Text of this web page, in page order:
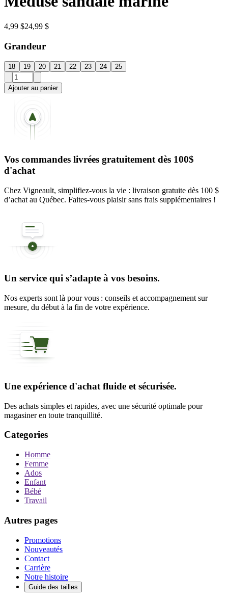
4,99 $24,99 $
Grandeur
18 19 20 21 22 23 24 25
Ajouter au panier
Vos commandes livrées gratuitement dès 100$
d'achat
Chez Vigneault, simplifiez-vous la vie : livraison gratuite dès 100 $
d’achat au Québec. Faites-vous plaisir sans frais supplémentaires !
Un service qui s’adapte à vos besoins.
Nos experts sont là pour vous : conseils et accompagnement sur
mesure, du début à la fin de votre expérience.
Une expérience d'achat fluide et sécurisée.
Des achats simples et rapides, avec une sécurité optimale pour
magasiner en toute tranquillité.
Categories
Homme
Femme
Ados
Enfant
Bébé
Travail
Autres pages
Promotions
Nouveautés
Contact
Carrière
Notre histoire
Guide des tailles